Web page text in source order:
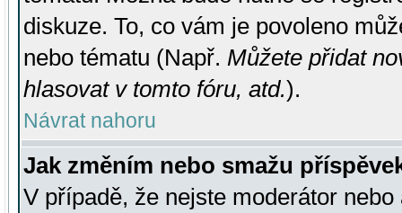
diskuze. To, co vám je povoleno
nebo tématu (Např. Můžete přidat
hlasovat v tomto fóru, atd.).
Návrat nahoru
Jak změním nebo smažu
V případě, že nejste moderátor